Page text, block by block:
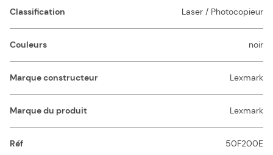
Classification Laser / Photocopieur
Couleurs noir
Marque constructeur Lexmark
Marque du produit Lexmark
Réf 50F200E